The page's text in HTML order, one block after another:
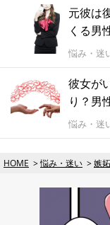
元彼は
くる男
悩み・迷
彼女が
り？男
悩み・迷
HOME 悩み・迷い 嫉